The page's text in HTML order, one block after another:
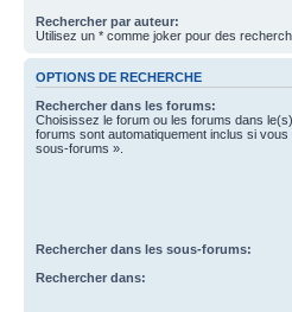
Rechercher par auteur:
Utilisez un * comme joker pour des
OPTIONS DE RECHERCHE
Rechercher dans les forums:
Choisissez le forum ou les forums dans
forums sont automatiquement inclus si
sous-forums ».
Rechercher dans les sous-forums:
Rechercher dans: